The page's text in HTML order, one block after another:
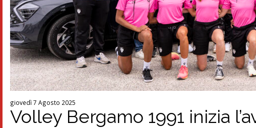
giovedì 7 Agosto 2025
Volley Bergamo 1991 inizia